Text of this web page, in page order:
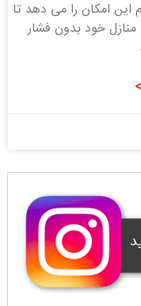
این امکان را می دهد تا
منازل خود بدون فشار